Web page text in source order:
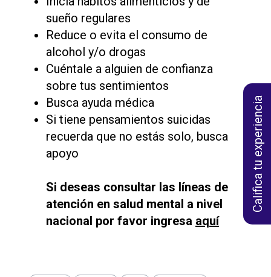
sueño regulares
Reduce o evita el consumo de
alcohol y/o drogas
Cuéntale a alguien de confianza
sobre tus sentimientos
Busca ayuda médica
Si tiene pensamientos suicidas
recuerda que no estás solo, busca
apoyo
Si deseas consultar las líneas de
atención en salud mental a nivel
nacional por favor ingresa aquí
Califica tu experiencia